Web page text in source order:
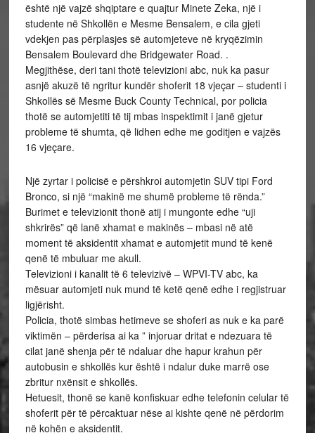
është një vajzë shqiptare e quajtur Minete Zeka, një i
studente në Shkollën e Mesme Bensalem, e cila gjeti
vdekjen pas përplasjes së automjeteve në kryqëzimin
Bensalem Boulevard dhe Bridgewater Road. .
Megjithëse, deri tani thotë televizioni abc, nuk ka pasur
asnjë akuzë të ngritur kundër shoferit 18 vjeçar – studenti i
Shkollës së Mesme Buck County Technical, por policia
thotë se automjetiti të tij mbas inspektimit i janë gjetur
probleme të shumta, që lidhen edhe me goditjen e vajzës
16 vjeçare.
Një zyrtar i policisë e përshkroi automjetin SUV tipi Ford
Bronco, si një “makinë me shumë probleme të rënda.”
Burimet e televizionit thonë atij i mungonte edhe “uji
shkrirës” që lanë xhamat e makinës – mbasi në atë
moment të aksidentit xhamat e automjetit mund të kenë
qenë të mbuluar me akull.
Televizioni i kanalit të 6 televizivë – WPVI-TV abc, ka
mësuar automjeti nuk mund të ketë qenë edhe i regjistruar
ligjërisht.
Policia, thotë simbas hetimeve se shoferi as nuk e ka parë
viktimën – përderisa ai ka ” injoruar dritat e ndezuara të
cilat janë shenja për të ndaluar dhe hapur krahun për
autobusin e shkollës kur është i ndalur duke marrë ose
zbritur nxënsit e shkollës.
Hetuesit, thonë se kanë konfiskuar edhe telefonin celular të
shoferit për të përcaktuar nëse ai kishte qenë në përdorim
në kohën e aksidentit.